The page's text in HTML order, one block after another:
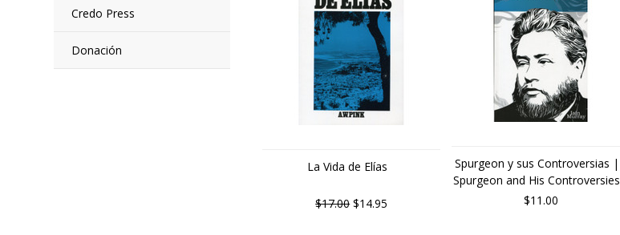
Credo Press
Donación
Spurgeon y sus Controversias |
Spurgeon and His Controversies
$11.00
La Vida de Elías
$17.00$14.95